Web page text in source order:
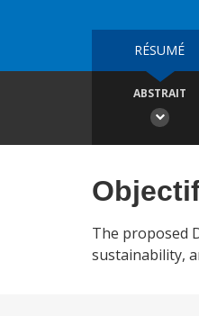
RÉSUMÉ
ABSTRAIT
The proposed
sustainability,